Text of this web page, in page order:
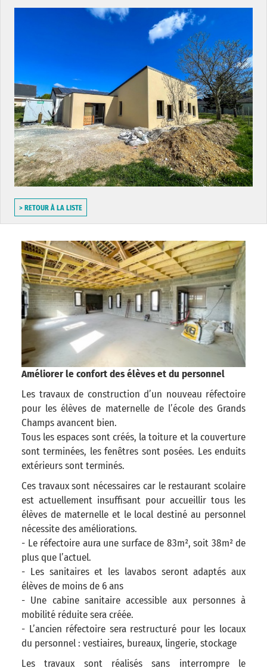
> RETOUR À LA LISTE
Améliorer le confort des élèves et du personnel
Les travaux de construction d’un nouveau réfectoire
pour les élèves de maternelle de l’école des Grands
Champs avancent bien.
Tous les espaces sont créés, la toiture et la couverture
sont terminées, les fenêtres sont posées. Les enduits
extérieurs sont terminés.
Ces travaux sont nécessaires car le restaurant scolaire
est actuellement insuffisant pour accueillir tous les
élèves de maternelle et le local destiné au personnel
nécessite des améliorations.
- Le réfectoire aura une surface de 83m², soit 38m² de
plus que l’actuel.
- Les sanitaires et les lavabos seront adaptés aux
élèves de moins de 6 ans
- Une cabine sanitaire accessible aux personnes à
mobilité réduite sera créée.
- L’ancien réfectoire sera restructuré pour les locaux
du personnel : vestiaires, bureaux, lingerie, stockage
Les travaux sont réalisés sans interrompre le